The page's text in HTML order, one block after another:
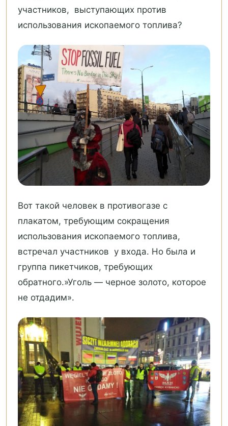
участников, выступающих против
использования ископаемого топлива?
Вот такой человек в противогазе с
плакатом, требующим сокращения
использования ископаемого топлива,
встречал участников у входа. Но была и
группа пикетчиков, требующих
обратного.»Уголь — черное золото, которое
не отдадим».